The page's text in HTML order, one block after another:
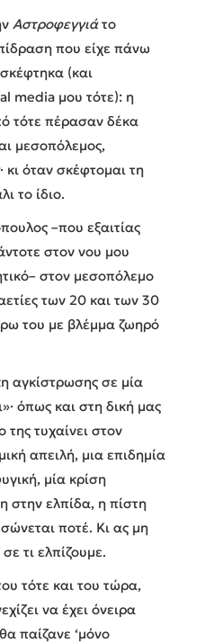
Αστροφεγγιάτο
που είχε πάνω
(και
media μου τότε): η
τότε πέρασαν δέκα
μεσοπόλεμος,
· κι όταν σκέφτομαι τη
το ίδιο.
–που εξαιτίας
στον νου μου
στον μεσοπόλεμο
των 20 και των 30
του με βλέμμα ζωηρό
αγκίστρωσης σε μία
όπως και στη δική μας
της τυχαίνει στον
απειλή, μια επιδημία
μία κρίση
στην ελπίδα, η πίστη
ποτέ. Κι ας μη
τι ελπίζουμε.
τότε και του τώρα,
να έχει όνειρα
παίζανε ‘μόνο